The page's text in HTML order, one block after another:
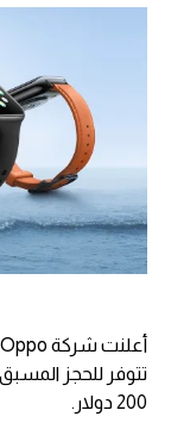
200 دولار.